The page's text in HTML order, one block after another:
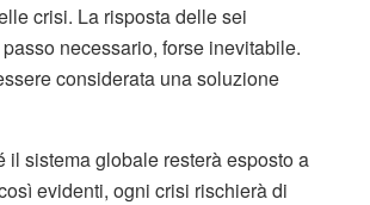
crisi. La risposta delle sei
necessario, forse inevitabile.
considerata una soluzione
il sistema globale resterà esposto a
evidenti, ogni crisi rischierà di